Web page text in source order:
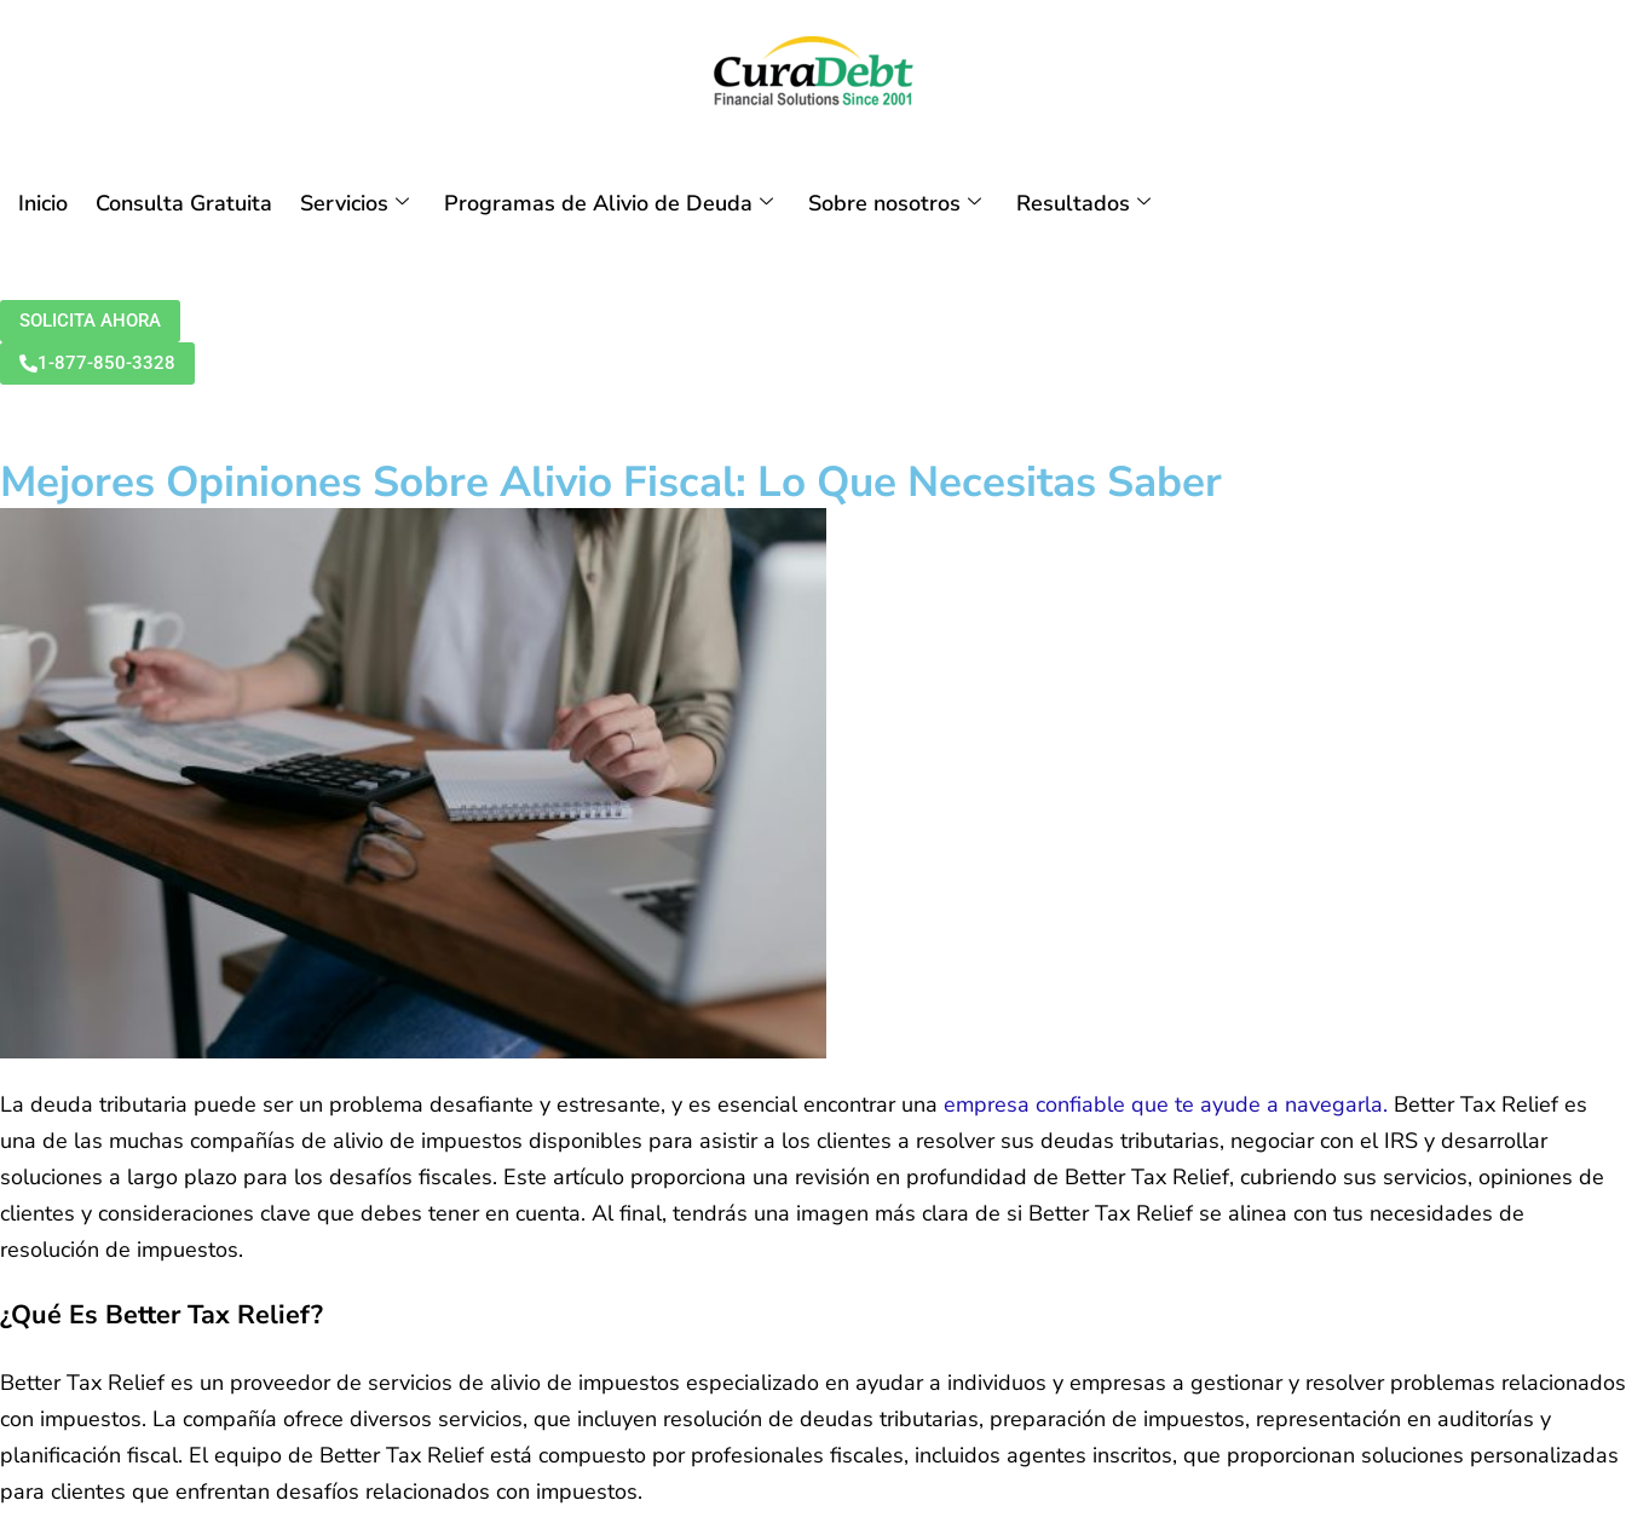
Inicio Consulta Gratuita Servicios Programas de Alivio de Deuda Sobre nosotros Resultados
SOLICITA AHORA
1-877-850-3328
Mejores Opiniones Sobre Alivio Fiscal: Lo Que Necesitas Saber
La deuda tributaria puede ser un problema desafiante y estresante, y es esencial encontrar una empresa confiable que te ayude a navegarla. Better Tax Relief es
una de las muchas compañías de alivio de impuestos disponibles para asistir a los clientes a resolver sus deudas tributarias, negociar con el IRS y desarrollar
soluciones a largo plazo para los desafíos fiscales. Este artículo proporciona una revisión en profundidad de Better Tax Relief, cubriendo sus servicios, opiniones de
clientes y consideraciones clave que debes tener en cuenta. Al final, tendrás una imagen más clara de si Better Tax Relief se alinea con tus necesidades de
resolución de impuestos.
¿Qué Es Better Tax Relief?
Better Tax Relief es un proveedor de servicios de alivio de impuestos especializado en ayudar a individuos y empresas a gestionar y resolver problemas relacionados
con impuestos. La compañía ofrece diversos servicios, que incluyen resolución de deudas tributarias, preparación de impuestos, representación en auditorías y
planificación fiscal. El equipo de Better Tax Relief está compuesto por profesionales fiscales, incluidos agentes inscritos, que proporcionan soluciones personalizadas
para clientes que enfrentan desafíos relacionados con impuestos.